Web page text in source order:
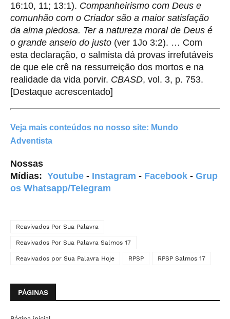
16:10, 11; 13:1). Companheirismo com Deus e
comunhão com o Criador são a maior satisfação
da alma piedosa. Ter a natureza moral de Deus é
o grande anseio do justo (ver 1Jo 3:2). … Com
esta declaração, o salmista dá provas irrefutáveis
de que ele crê na ressurreição dos mortos e na
realidade da vida porvir. CBASD, vol. 3, p. 753.
[Destaque acrescentado]
Veja mais conteúdos no nosso site: Mundo
Adventista
Nossas
Mídias: Youtube - Instagram - Facebook - Grup
os Whatsapp/Telegram
Reavivados Por Sua Palavra
Reavivados Por Sua Palavra Salmos 17
Reavivados por Sua Palavra Hoje RPSP RPSP Salmos 17
PÁGINAS